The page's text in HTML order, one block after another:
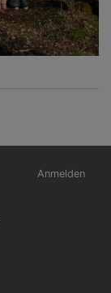
Anmelden